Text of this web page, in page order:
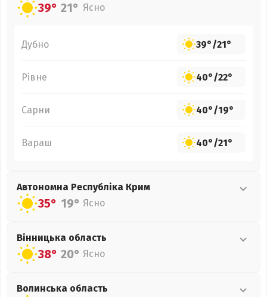
39° 21° Ясно
Дубно 39°/21°
Рівне 40°/22°
Сарни 40°/19°
Вараш 40°/21°
Автономна Республіка Крим
35° 19° Ясно
Вінницька область
38° 20° Ясно
Волинська область